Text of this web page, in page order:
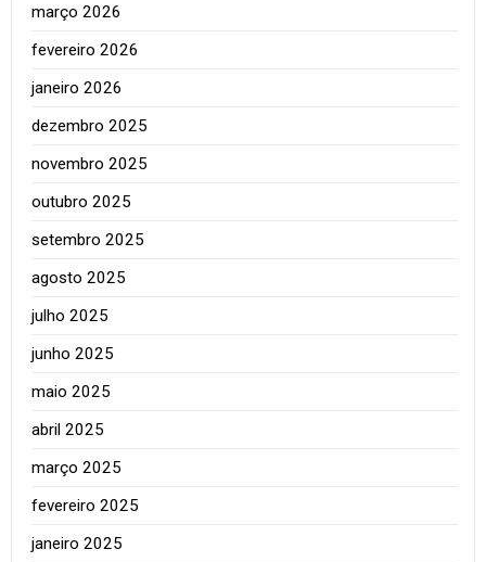
março 2026
fevereiro 2026
janeiro 2026
dezembro 2025
novembro 2025
outubro 2025
setembro 2025
agosto 2025
julho 2025
junho 2025
maio 2025
abril 2025
março 2025
fevereiro 2025
janeiro 2025